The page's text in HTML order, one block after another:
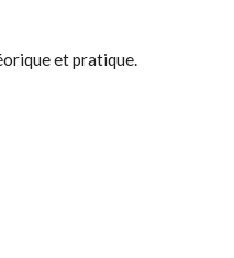
et pratique.